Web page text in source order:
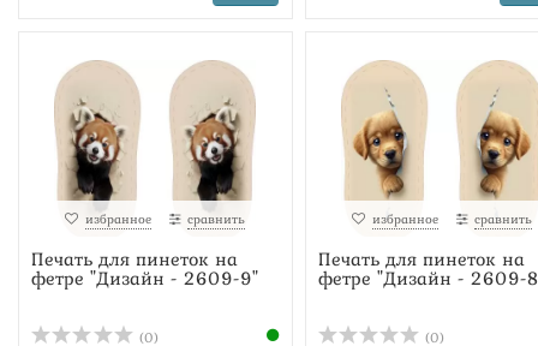
избранное сравнить
Печать для пинеток на
фетре "Дизайн - 2609-9"
(0)
избранное сравнить
Печать для пинеток на
фетре "Дизайн - 2609-
(0)